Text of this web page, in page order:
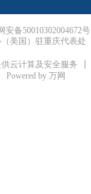
安备50010302004672号
美国）驻重庆代表处
云计算及安全服务
Powered by 万网